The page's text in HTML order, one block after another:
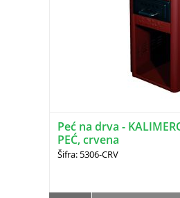
Peć na drva -
PEĆ, crvena
Šifra: 5306-CRV